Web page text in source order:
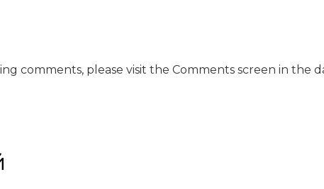
comments, please visit the Comments screen in the